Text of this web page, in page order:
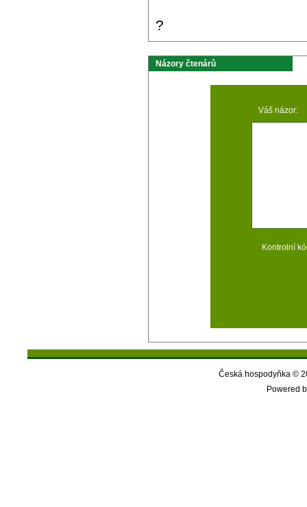
?
Názory čtenárů
Váš názor:
Kontrolní
Česká hospodyňka ©
Powered